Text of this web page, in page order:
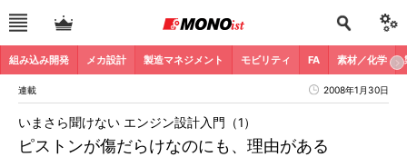
組み込み開発 メカ設計 製造マネジメント モビリティ FA 素材／化学
連載 2008年1月30日
ピストンが傷だらけなのにも、理由がある
いまさら聞けない エンジン設計入門（1）